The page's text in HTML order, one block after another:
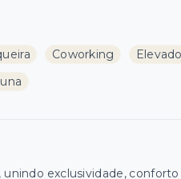
Coworking
exclusividade,